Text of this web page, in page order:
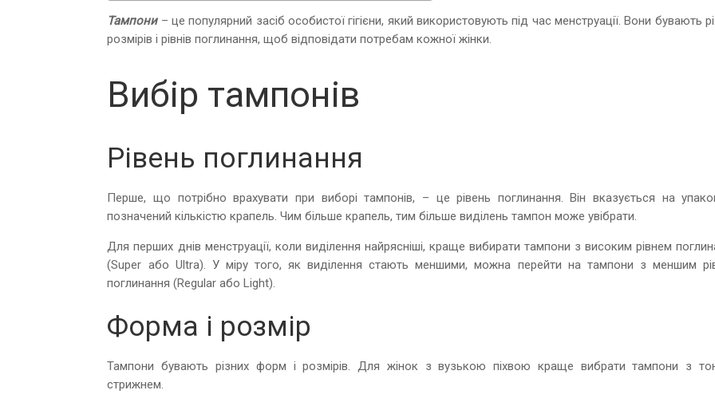
Тампони – це популярний засіб особистої гігієни, який використовують під час менструації. Вони бувають
розмірів і рівнів поглинання, щоб відповідати потребам кожної жінки.
Вибір тампонів
Рівень поглинання
Перше, що потрібно врахувати при виборі тампонів, – це рівень поглинання. Він вказується на
позначений кількістю крапель. Чим більше крапель, тим більше виділень тампон може увібрати.
Для перших днів менструації, коли виділення найрясніші, краще вибирати тампони з високим рівнем
(Super або Ultra). У міру того, як виділення стають меншими, можна перейти на тампони з меншим
поглинання (Regular або Light).
Форма і розмір
Тампони бувають різних форм і розмірів. Для жінок з вузькою піхвою краще вибрати тампони з
стрижнем.